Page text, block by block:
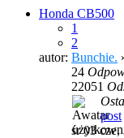
Honda CB500
1
2
autor: Bunchie.
24
22051
post
śr 03 cze,